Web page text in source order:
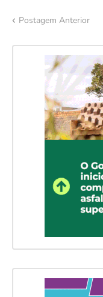
Postagem Anterior